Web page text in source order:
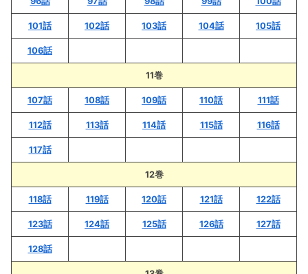
101話 102話 103話 104話 105話
106話
11巻
107話 108話 109話 110話 111話
112話 113話 114話 115話 116話
117話
12巻
118話 119話 120話 121話 122話
123話 124話 125話 126話 127話
128話